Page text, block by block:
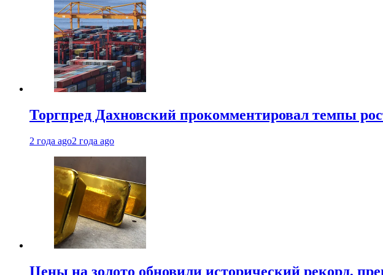
Торгпред Дахновский прокомментировал темпы
2 года ago2 года ago
Цены на золото обновили исторический рекорд,